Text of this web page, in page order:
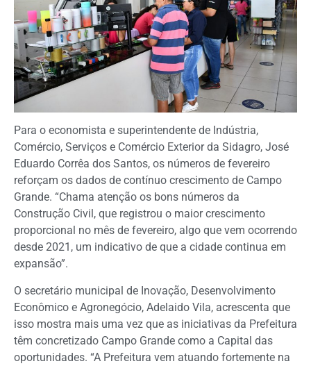
Para o economista e superintendente de Indústria,
Comércio, Serviços e Comércio Exterior da Sidagro, José
Eduardo Corrêa dos Santos, os números de fevereiro
reforçam os dados de contínuo crescimento de Campo
Grande. “Chama atenção os bons números da
Construção Civil, que registrou o maior crescimento
proporcional no mês de fevereiro, algo que vem ocorrendo
desde 2021, um indicativo de que a cidade continua em
expansão”.
O secretário municipal de Inovação, Desenvolvimento
Econômico e Agronegócio, Adelaido Vila, acrescenta que
isso mostra mais uma vez que as iniciativas da Prefeitura
têm concretizado Campo Grande como a Capital das
oportunidades. “A Prefeitura vem atuando fortemente na